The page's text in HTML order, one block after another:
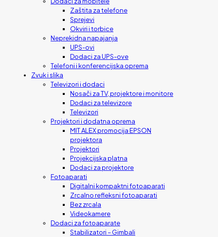
Zaštita za telefone
Sprejevi
Okviri i torbice
Neprekidna napajanja
UPS-ovi
Dodaci za UPS-ove
Telefoni i konferencijska oprema
Zvuk i slika
Televizori i dodaci
Nosači za TV, projektore i monitore
Dodaci za televizore
Televizori
Projektori i dodatna oprema
MIT ALEX promocija EPSON
projektora
Projektori
Projekcijska platna
Dodaci za projektore
Fotoaparati
Digitalni kompaktni fotoaparati
Zrcalno refleksni fotoaparati
Bez zrcala
Videokamere
Dodaci za fotoaparate
Stabilizatori – Gimbali